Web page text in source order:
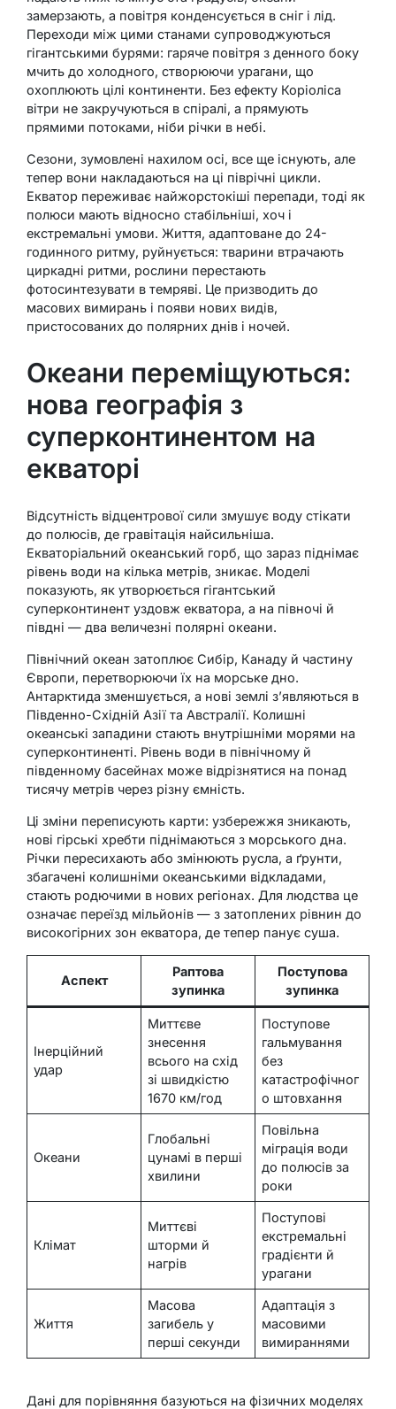
замерзають, а повітря конденсується в сніг і лід.
Переходи між цими станами супроводжуються
гігантськими бурями: гаряче повітря з денного боку
мчить до холодного, створюючи урагани, що
охоплюють цілі континенти. Без ефекту Коріоліса
вітри не закручуються в спіралі, а прямують
прямими потоками, ніби річки в небі.
Сезони, зумовлені нахилом осі, все ще існують, але
тепер вони накладаються на ці піврічні цикли.
Екватор переживає найжорстокіші перепади, тоді як
полюси мають відносно стабільніші, хоч і
екстремальні умови. Життя, адаптоване до 24-
годинного ритму, руйнується: тварини втрачають
циркадні ритми, рослини перестають
фотосинтезувати в темряві. Це призводить до
масових вимирань і появи нових видів,
пристосованих до полярних днів і ночей.
Океани переміщуються:
нова географія з
суперконтинентом на
екваторі
Відсутність відцентрової сили змушує воду стікати
до полюсів, де гравітація найсильніша.
Екваторіальний океанський горб, що зараз піднімає
рівень води на кілька метрів, зникає. Моделі
показують, як утворюється гігантський
суперконтинент уздовж екватора, а на півночі й
півдні — два величезні полярні океани.
Північний океан затоплює Сибір, Канаду й частину
Європи, перетворюючи їх на морське дно.
Антарктида зменшується, а нові землі з’являються в
Південно-Східній Азії та Австралії. Колишні
океанські западини стають внутрішніми морями на
суперконтиненті. Рівень води в північному й
південному басейнах може відрізнятися на понад
тисячу метрів через різну ємність.
Ці зміни переписують карти: узбережжя зникають,
нові гірські хребти піднімаються з морського дна.
Річки пересихають або змінюють русла, а ґрунти,
збагачені колишніми океанськими відкладами,
стають родючими в нових регіонах. Для людства це
означає переїзд мільйонів — з затоплених рівнин до
високогірних зон екватора, де тепер панує суша.
Аспект
Раптова
зупинка
Поступова
зупинка
Інерційний
удар
Миттєве
знесення
всього на схід
зі швидкістю
1670 км/год
Поступове
гальмування
без
катастрофічног
о штовхання
Океани
Глобальні
цунамі в перші
хвилини
Повільна
міграція води
до полюсів за
роки
Клімат
Миттєві
шторми й
нагрів
Поступові
екстремальні
градієнти й
урагани
Життя
Масова
загибель у
перші секунди
Адаптація з
масовими
вимираннями
Дані для порівняння базуються на фізичних моделях